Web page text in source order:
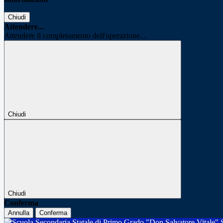
Chiudi
Attendere...
Attendere il completamento dell'operazione...
Chiudi
Chiudi
Conferma
Annulla Conferma